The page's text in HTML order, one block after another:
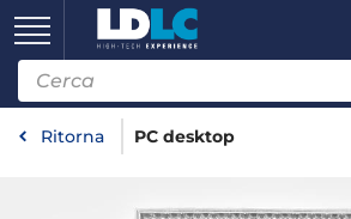
Ritorna PC desktop